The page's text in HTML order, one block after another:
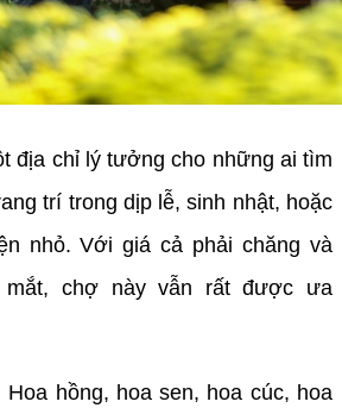
địa chỉ lý tưởng cho những ai tìm
trí trong dịp lễ, sinh nhật, hoặc
nhỏ. Với giá cả phải chăng và
mắt, chợ này vẫn rất được ưa
Hoa hồng, hoa sen, hoa cúc, hoa